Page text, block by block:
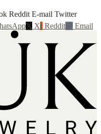
Reddit E-mail Twitter
𝕏 XrReddit@ Email